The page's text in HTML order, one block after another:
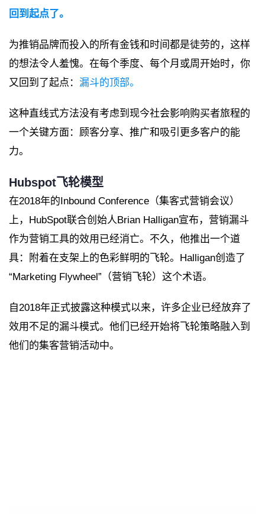
回到起点了。
为推销品牌而投入的所有金钱和时间都是徒劳的，这样
的想法令人羞愧。在每个季度、每个月或周开始时，你
又回到了起点： 漏斗的顶部。
这种直线式方法没有考虑到现今社会影响购买者旅程的
一个关键方面：顾客分享、推广和吸引更多客户的能
力。
Hubspot飞轮模型
在2018年的Inbound Conference（集客式营销会议）
上，HubSpot联合创始人Brian Halligan宣布，营销漏斗
作为营销工具的效用已经消亡。不久，他推出一个道
具：附着在支架上的色彩鲜明的飞轮。Halligan创造了
“Marketing Flywheel”（营销飞轮）这个术语。
自2018年正式披露这种模式以来，许多企业已经放弃了
效用不足的漏斗模式。他们已经开始将飞轮策略融入到
他们的集客营销活动中。